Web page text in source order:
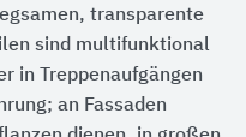
transparente
sind multifunktional
in Treppenaufgängen
an Fassaden